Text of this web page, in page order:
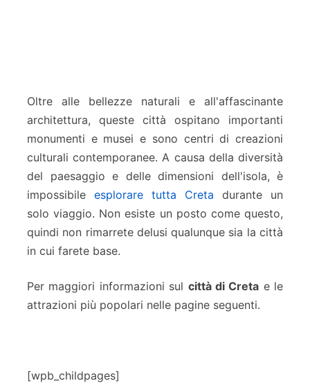
Oltre alle bellezze naturali e all'affascinante
architettura, queste città ospitano importanti
monumenti e musei e sono centri di creazioni
culturali contemporanee. A causa della diversità
del paesaggio e delle dimensioni dell'isola, è
impossibile esplorare tutta Creta durante un
solo viaggio. Non esiste un posto come questo,
quindi non rimarrete delusi qualunque sia la città
in cui farete base.
Per maggiori informazioni sul città di Creta e le
attrazioni più popolari nelle pagine seguenti.
[wpb_childpages]